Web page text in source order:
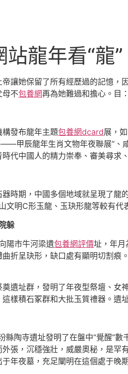
龍年看“龍”
她保留了所有經歷過的記憶，
母不包養網再為她難過和擔心。目
發布龍年主題包養網dcard展，
——甲辰龍年生肖文物年夜聯展”
代中國人的精力崇奉、審美尋求
期，中國多個地域就呈現了龍
明C形玉龍、玉玦形龍等較有
躲
陽市牛河梁遺包養網評價址，年
折呈玦形，缺口處有顯明切割
址群，發明了年夜型祭壇、女
樣積石冢群和大批玉質禮器。遺
寺遺址發明了在盤中“覺醒”數
張，沉穩強壯，威嚴奧秘，是
年夜墓，充足闡明在這個處于晚